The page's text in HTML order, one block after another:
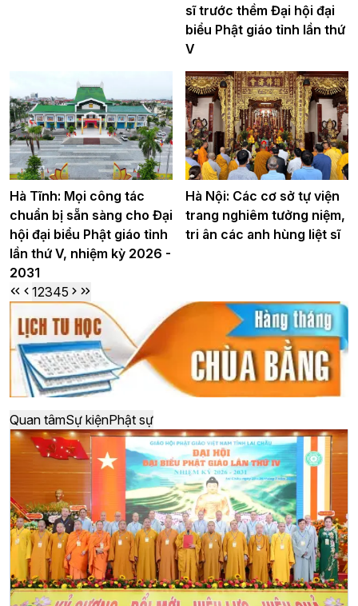
sĩ trước thềm Đại hội đại
biểu Phật giáo tỉnh lần thứ
V
Hà Tĩnh: Mọi công tác
chuẩn bị sẵn sàng cho Đại
hội đại biểu Phật giáo tỉnh
lần thứ V, nhiệm kỳ 2026 -
2031
Hà Nội: Các cơ sở tự viện
trang nghiêm tưởng niệm,
tri ân các anh hùng liệt sĩ
12345
Quan tâmSự kiệnPhật sự